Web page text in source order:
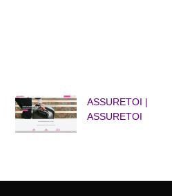
ASSURETOI |
ASSURETOI